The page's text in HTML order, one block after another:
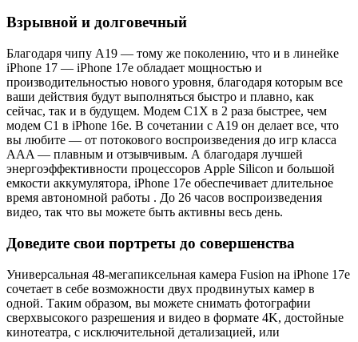
Взрывной и долговечный
Благодаря чипу A19 — тому же поколению, что и в линейке
iPhone 17 — iPhone 17e обладает мощностью и
производительностью нового уровня, благодаря которым все
ваши действия будут выполняться быстро и плавно, как
сейчас, так и в будущем. Модем C1X в 2 раза быстрее, чем
модем C1 в iPhone 16e. В сочетании с A19 он делает все, что
вы любите — от потокового воспроизведения до игр класса
AAA — плавным и отзывчивым. А благодаря лучшей
энергоэффективности процессоров Apple Silicon и большой
емкости аккумулятора, iPhone 17e обеспечивает длительное
время автономной работы . До 26 часов воспроизведения
видео, так что вы можете быть активны весь день.
Доведите свои портреты до совершенства
Универсальная 48-мегапиксельная камера Fusion на iPhone 17e
сочетает в себе возможности двух продвинутых камер в
одной. Таким образом, вы можете снимать фотографии
сверхвысокого разрешения и видео в формате 4K, достойные
кинотеатра, с исключительной детализацией, или